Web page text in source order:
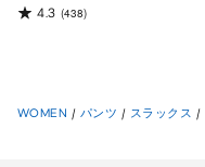
4.3 (438)
WOMEN / パンツ / スラックス /